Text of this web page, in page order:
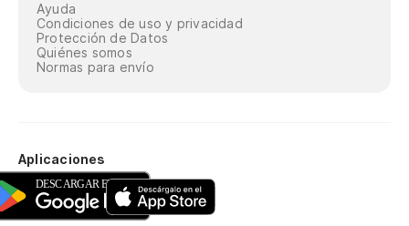
Ayuda
Condiciones de uso y privacidad
Protección de Datos
Quiénes somos
Normas para envío
Aplicaciones